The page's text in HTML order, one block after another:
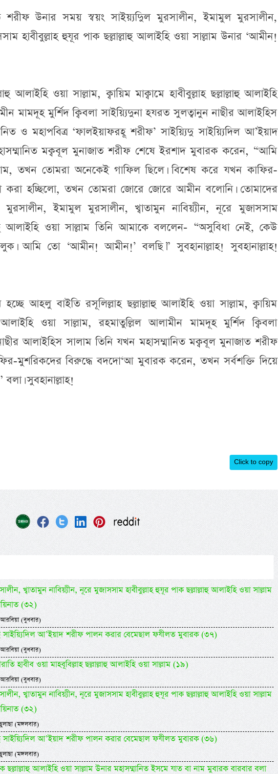
শরীফ উনার সময় স্বয়ং সাইয়্যদিুল মুরসালীন, ইমামুল মুরসালীন,
হাবীবুল্লাহ হুযূর পাক ছল্লাল্লাহু আলাইহি ওয়া সাল্লাম উনার ‘আমীন!
আলাইহি ওয়া সাল্লাম, ক্বায়িম মাক্বামে হাবীবুল্লাহ ছল্লাল্লাহু আলাইহি
মামদূহ মুর্শিদ ক্বিবলা সাইয়্যিদুনা হযরত সুলত্বানুন নাছীর আলাইহিস
ও মহাপবিত্র ‘ফালইয়াফরহূ শরীফ’ সাইয়্যিদু সাইয়্যিদিল আ’ইয়াদ
মক্ববূল মুনাজাত শরীফ শেষে ইরশাদ মুবারক করেন, “আমি
তখন তোমরা অনেকেই গাফিল ছিলে। বিশেষ করে যখন কাফির-
করা হচ্ছিলো, তখন তোমরা জোরে জোরে আমীন বলোনি। তোমাদের
মুরসালীন, ইমামুল মুরসালীন, খ্বাতামুন নাবিয়্যীন, নূরে মুজাসসাম
আলাইহি ওয়া সাল্লাম তিনি আমাকে বললেন- “অসুবিধা নেই, কেউ
আমি তো ‘আমীন! আমীন!’ বলছি।” সুবহানাল্লাহ! সুবহানাল্লাহ!
আহলু বাইতি রসূলিল্লাহ ছল্লাল্লাহু আলাইহি ওয়া সাল্লাম, ক্বায়িম
আলাইহি ওয়া সাল্লাম, রহমাতুল্লিল আলামীন মামদূহ মুর্শিদ ক্বিবলা
আলাইহিস সালাম তিনি যখন মহাসম্মানিত মক্ববূল মুনাজাত শরীফ
মুশরিকদের বিরুদ্ধে বদদো‘আ মুবারক করেন, তখন সর্বশক্তি দিয়ে
সুবহানাল্লাহ!
Click to copy
খ্বাতামুন নাবিয়্যীন, নূরে মুজাসসাম হাবীবুল্লাহ হুযূর পাক ছল্লাল্লাহু আলাইহি ওয়া সাল্লাম
(৩২)
(বুধবার)
সাইয়্যিদিল আ’ইয়াদ শরীফ পালন করার বেমেছাল ফযীলত মুবারক (৩৭)
(বুধবার)
হাবীব ওয়া মাহবূবিল্লাহ ছল্লাল্লাহু আলাইহি ওয়া সাল্লাম (১৯)
(বুধবার)
খ্বাতামুন নাবিয়্যীন, নূরে মুজাসসাম হাবীবুল্লাহ হুযূর পাক ছল্লাল্লাহু আলাইহি ওয়া সাল্লাম
(৩২)
(মঙ্গলবার)
সাইয়্যিদিল আ’ইয়াদ শরীফ পালন করার বেমেছাল ফযীলত মুবারক (৩৬)
(মঙ্গলবার)
ছল্লাল্লাহু আলাইহি ওয়া সাল্লাম উনার মহাসম্মানিত ইসমে যাত বা নাম মুবারক বারবার বলা